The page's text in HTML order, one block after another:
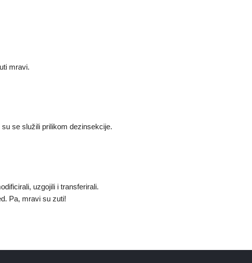
mravi.
se služili prilikom dezinsekcije.
uzgojili i transferirali.
Pa, mravi su zuti!